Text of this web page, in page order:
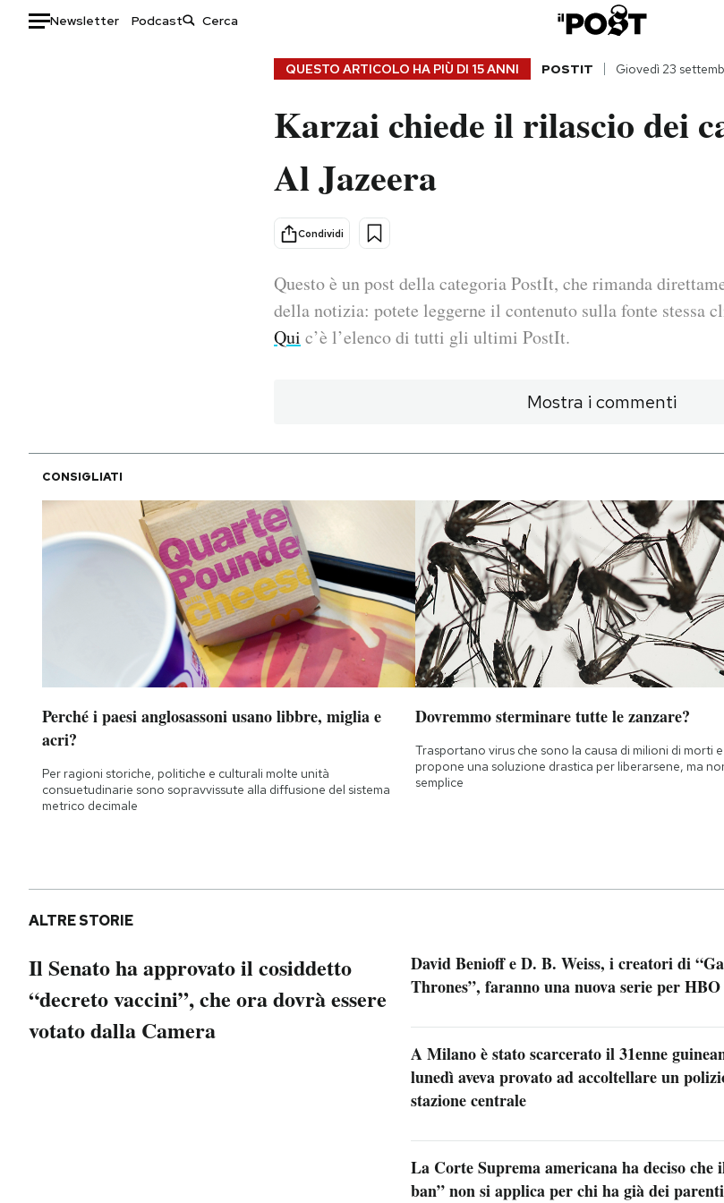
Newsletter Podcast
Storie/Idee
Ok Boomer!
Altrecose
I MIEI PREFERITI
CALENDARIO
AREA PERSONALE
Area Personale
Newsletter
Esci
QUESTO ARTICOLO HA PIÙ DI 15 ANNI POSTIT Giovedì 23
Karzai chiede il rilascio dei
Al Jazeera
Condividi
Questo è un post della categoria PostIt, che rimanda
della notizia: potete leggerne il contenuto sulla fonte stessa
Qui c’è l’elenco di tutti gli ultimi PostIt.
Mostra i commenti
CONSIGLIATI
Perché i paesi anglosassoni usano libbre, miglia e
acri?
Per ragioni storiche, politiche e culturali molte unità
consuetudinarie sono sopravvissute alla diffusione del sistema
metrico decimale
Dovremmo sterminare tutte le zanzare?
Trasportano virus che sono la causa di milioni di morti
propone una soluzione drastica per liberarsene, ma
semplice
ALTRE STORIE
Il Senato ha approvato il cosiddetto
“decreto vaccini”, che ora dovrà essere
votato dalla Camera
David Benioff e D. B. Weiss, i creatori di
Thrones”, faranno una nuova serie per HBO
A Milano è stato scarcerato il 31enne
lunedì aveva provato ad accoltellare un
stazione centrale
La Corte Suprema americana ha deciso che
ban” non si applica per chi ha già dei